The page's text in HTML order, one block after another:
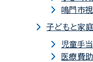
鳴門市
子どもと家
児童手当
医療費